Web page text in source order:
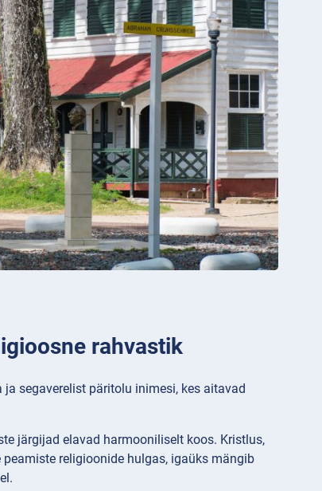
rahvastik
segaverelist päritolu inimesi, kes aitavad
järgijad elavad harmooniliselt koos. Kristlus,
religioonide hulgas, igaüks mängib